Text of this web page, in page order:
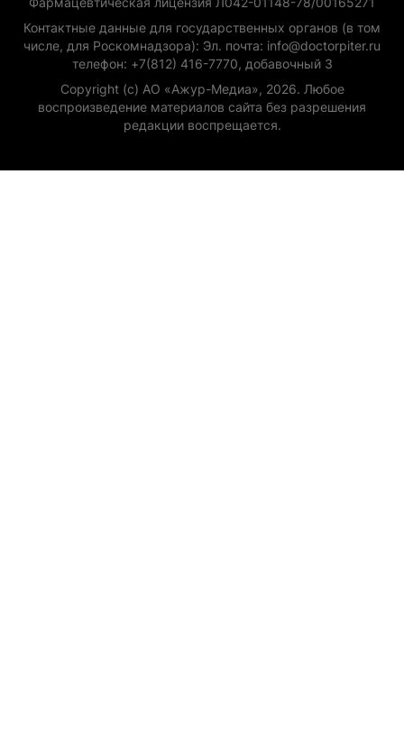
Контактные данные для государственных органов (в том
числе, для Роскомнадзора): Эл. почта: info@doctorpiter.ru
телефон: +7(812) 416-7770, добавочный 3
Copyright (с) АО «Ажур-Медиа», 2026. Любое
воспроизведение материалов сайта без разрешения
редакции воспрещается.